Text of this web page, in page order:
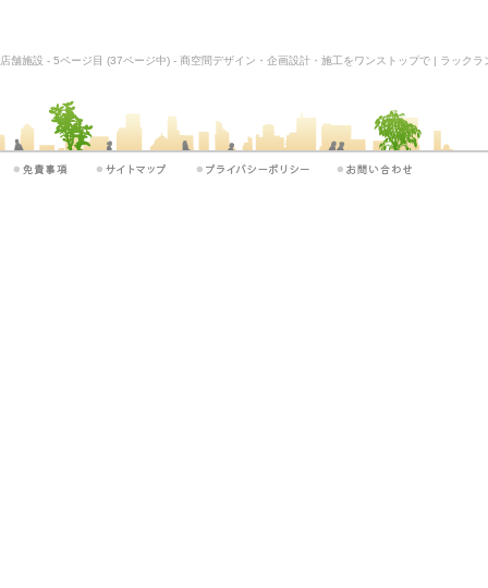
店舗施設 - 5ページ目 (37ページ中) - 商空間デザイン・企画設計・施工をワンストップで | ラック